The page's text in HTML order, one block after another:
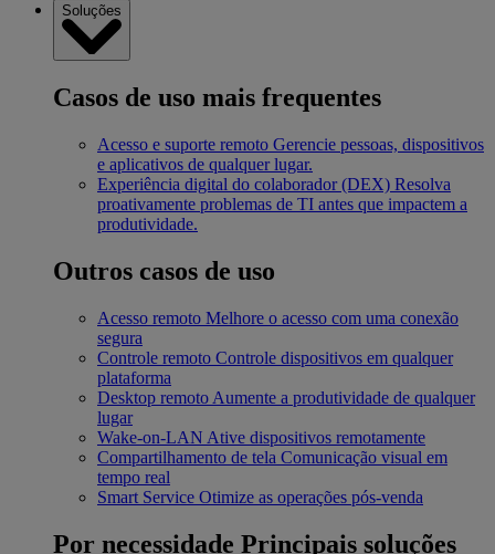
Soluções
Casos de uso mais frequentes
Acesso e suporte remoto Gerencie pessoas, dispositivos
e aplicativos de qualquer lugar.
Experiência digital do colaborador (DEX) Resolva
proativamente problemas de TI antes que impactem a
produtividade.
Outros casos de uso
Acesso remoto Melhore o acesso com uma conexão
segura
Controle remoto Controle dispositivos em qualquer
plataforma
Desktop remoto Aumente a produtividade de qualquer
lugar
Wake-on-LAN Ative dispositivos remotamente
Compartilhamento de tela Comunicação visual em
tempo real
Smart Service Otimize as operações pós-venda
Por necessidade Principais soluções